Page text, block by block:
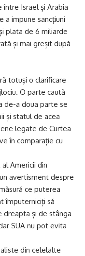
Israel și Arabia
a impune sancțiuni
plata de 6 miliarde
și mai greșit după
totuși o clarificare
O parte caută
de-a doua parte se
și statul de acea
legate de Curtea
în comparație cu
Americii din
avertisment despre
ce puterea
împuterniciți să
dreapta și de stânga
SUA nu pot evita
din celelalte